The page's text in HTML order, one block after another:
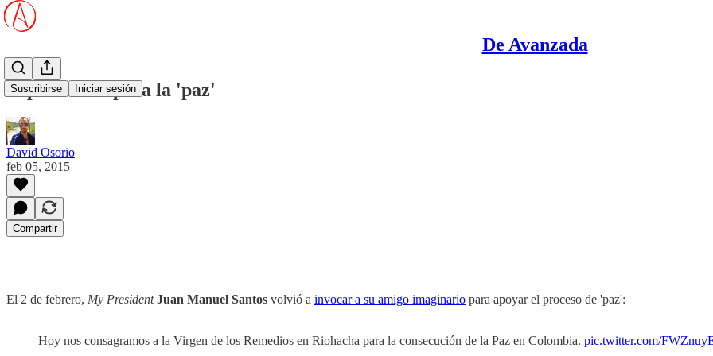
De Avanzada
Suscribirse Iniciar sesión
Superstición para la 'paz'
David Osorio
feb 05, 2015
Compartir
El 2 de febrero, My President Juan Manuel Santos volvió a invocar a su amigo imaginario para apoyar el proceso de 'paz':
Hoy nos consagramos a la Virgen de los Remedios en Riohacha para la consecución de la Paz en Colombia. pic.twitter.com/